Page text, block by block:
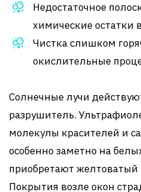
Недостаточное
химические остатки
Чистка слишком
окислительные
Солнечные лучи
разрушитель.
молекулы красителей и
особенно заметно на
приобретают желтоватый
Покрытия возле окон